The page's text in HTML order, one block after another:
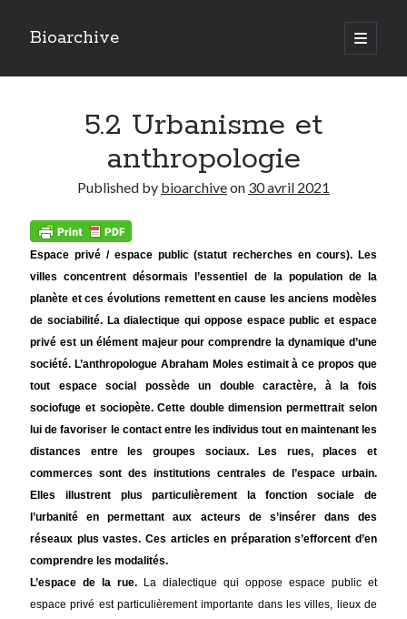
Bioarchive
open
primary
Sidebar
(8)
Ethnobotanique(8)
Fragrances (5)
Géographie(10)
Urbanisme(13)
5.2 Urbanisme et
anthropologie
Published by bioarchiveon 30 avril 2021
Espace privé / espace public (statut recherches en cours). Les
villes concentrent désormais l’essentiel de la population de la
planète et ces évolutions remettent en cause les anciens modèles
de sociabilité. La dialectique qui oppose espace public et espace
privé est un élément majeur pour comprendre la dynamique d’une
société. L’anthropologue Abraham Moles estimait à ce propos que
tout espace social possède un double caractère, à la fois
sociofuge et sociopète. Cette double dimension permettrait selon
lui de favoriser le contact entre les individus tout en maintenant les
distances entre les groupes sociaux. Les rues, places et
commerces sont des institutions centrales de l’espace urbain.
Elles illustrent plus particulièrement la fonction sociale de
l’urbanité en permettant aux acteurs de s’insérer dans des
réseaux plus vastes. Ces articles en préparation s’efforcent d’en
comprendre les modalités.
L’espace de la rue.
La dialectique qui oppose espace public et
espace privé est particulièrement importante dans les villes, lieux de